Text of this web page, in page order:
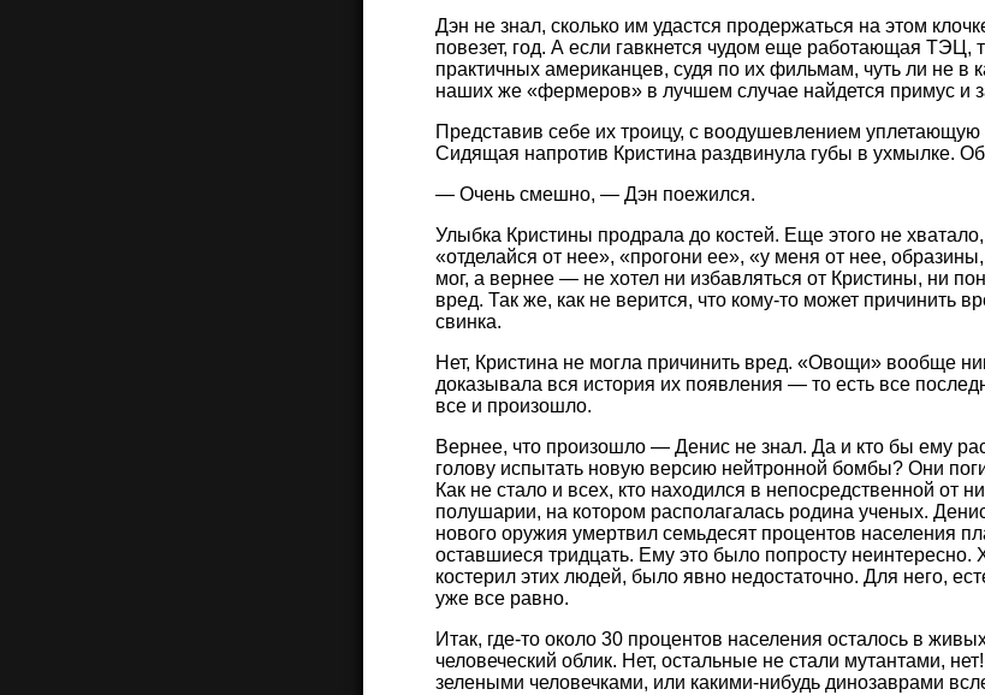
Дэн не знал, сколько им удастся продержаться на этом
повезет, год. А если гавкнется чудом еще работающая ТЭЦ,
практичных американцев, судя по их фильмам, чуть ли не в
наших же «фермеров» в лучшем случае найдется примус и
Представив себе их троицу, с воодушевлением
Сидящая напротив Кристина раздвинула губы в ухмылке.
— Очень смешно, — Дэн поежился.
Улыбка Кристины продрала до костей. Еще этого не
«отделайся от нее», «прогони ее», «у меня от нее,
мог, а вернее — не хотел ни избавляться от Кристины, ни
вред. Так же, как не верится, что кому-то может причинить
свинка.
Нет, Кристина не могла причинить вред. «Овощи» вообще
доказывала вся история их появления — то есть все
все и произошло.
Вернее, что произошло — Денис не знал. Да и кто бы ему
голову испытать новую версию нейтронной бомбы? Они
Как не стало и всех, кто находился в непосредственной от
полушарии, на котором располагалась родина ученых.
нового оружия умертвил семьдесят процентов населения
оставшиеся тридцать. Ему это было попросту
костерил этих людей, было явно недостаточно. Для него,
уже все равно.
Итак, где-то около 30 процентов населения осталось в
человеческий облик. Нет, остальные не стали мутантами,
зелеными человечками, или какими-нибудь динозаврами